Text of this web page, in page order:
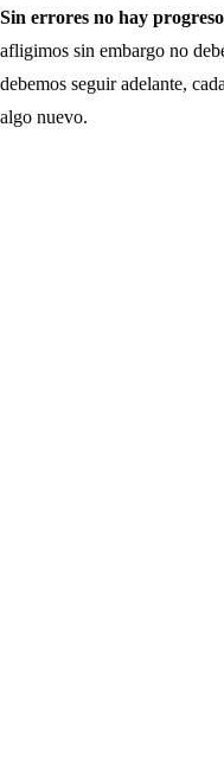
Sin errores no hay
afligimos sin embargo no
debemos seguir adelante,
algo nuevo.